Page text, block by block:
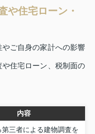
や住宅ローン・
ご自身の家計への影響
住宅ローン、税制面の
内容
三者による建物調査を